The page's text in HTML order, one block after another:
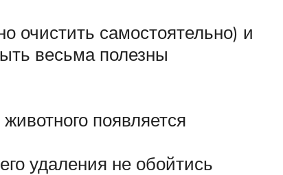
очистить самостоятельно) и
весьма полезны
появляется
удаления не обойтись